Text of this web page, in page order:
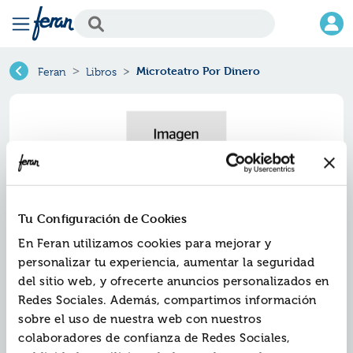
Tu Configuración de Cookies
En Feran utilizamos cookies para mejorar y
personalizar tu experiencia, aumentar la seguridad
del sitio web, y ofrecerte anuncios personalizados en
Redes Sociales. Además, compartimos información
sobre el uso de nuestra web con nuestros
colaboradores de confianza de Redes Sociales,
Feran Libros Microteatro Por Dinero
Microteatro por dinero
Ref.ZZZ-2702538
ISBN:9788412702538